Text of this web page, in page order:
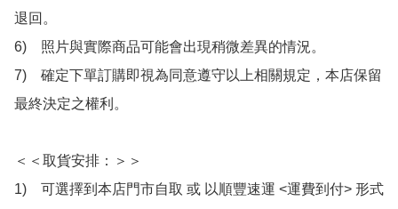
退回。
6)　照片與實際商品可能會出現稍微差異的情況。
7)　確定下單訂購即視為同意遵守以上相關規定，本店保留
最終決定之權利。
＜＜取貨安排：＞＞
1)　可選擇到本店門市自取 或 以順豐速運 <運費到付> 形式